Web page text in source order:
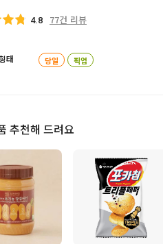
4.8 77건 리뷰
태 당일 픽업
추천해 드려요